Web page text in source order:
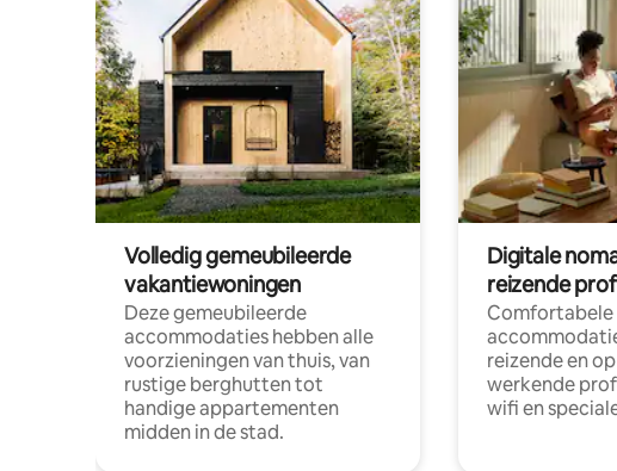
Volledig gemeubileerde
vakantiewoningen
Deze gemeubileerde
accommodaties hebben alle
voorzieningen van thuis, van
rustige berghutten tot
handige appartementen
midden in de stad.
Digitale
reizende
Comfortabele
reizende en
werkende
wifi en